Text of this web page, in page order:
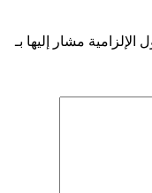
الإلزامية مشار إليها بـ